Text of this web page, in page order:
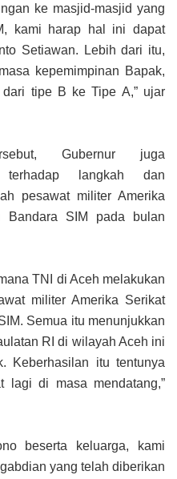
ke masjid-masjid yang
kami harap hal ini dapat
Setiawan. Lebih dari itu,
kepemimpinan Bapak,
tipe B ke Tipe A,” ujar
Gubernur juga
terhadap langkah dan
pesawat militer Amerika
Bandara SIM pada bulan
TNI di Aceh melakukan
militer Amerika Serikat
Semua itu menunjukkan
RI di wilayah Aceh ini
Keberhasilan itu tentunya
lagi di masa mendatang,”
beserta keluarga, kami
yang telah diberikan